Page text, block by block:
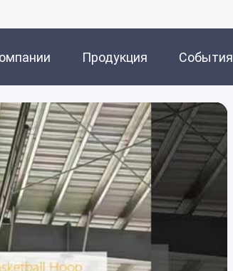
Продукция События